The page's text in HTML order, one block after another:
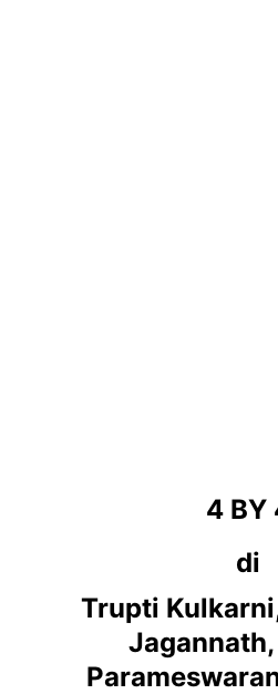
4 BY
di
Trupti